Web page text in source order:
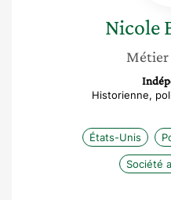
Nicole
Métier
Historienne,
États-Unis
Société